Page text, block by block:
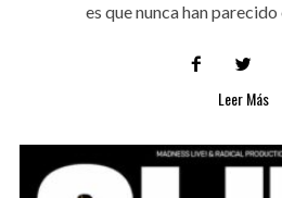
es que nunca han
Leer Más